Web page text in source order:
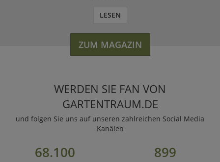
LESEN
ZUM MAGAZIN
WERDEN SIE FAN VON
GARTENTRAUM.DE
und folgen Sie uns auf unseren zahlreichen Social Media
Kanälen
68.100 899